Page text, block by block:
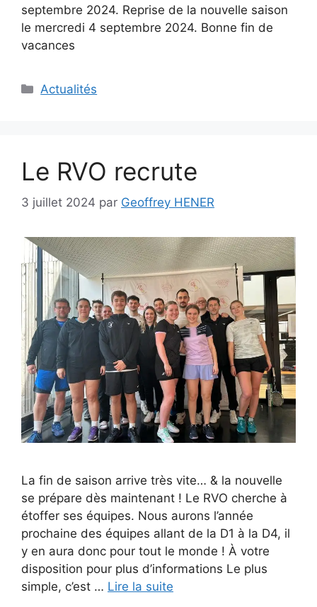
septembre 2024. Reprise de la nouvelle saison
le mercredi 4 septembre 2024. Bonne fin de
vacances
Catégories
Actualités
Le RVO recrute
3 juillet 2024 par Geoffrey HENER
La fin de saison arrive très vite… & la nouvelle
se prépare dès maintenant ! Le RVO cherche à
étoffer ses équipes. Nous aurons l’année
prochaine des équipes allant de la D1 à la D4, il
y en aura donc pour tout le monde ! À votre
disposition pour plus d’informations Le plus
simple, c’est … Lire la suite